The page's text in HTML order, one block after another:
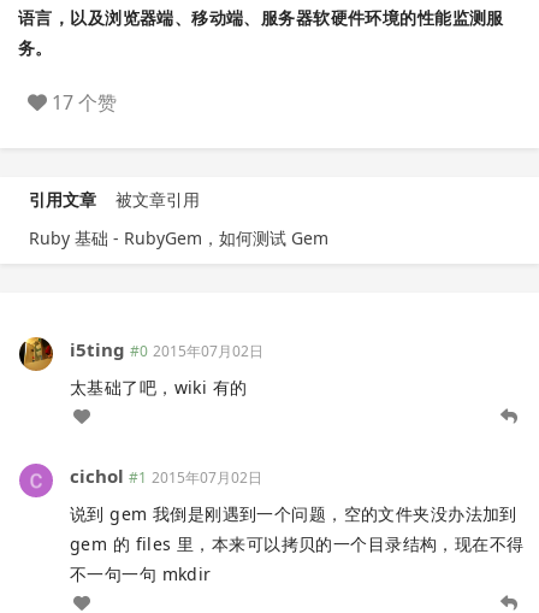
语言，以及浏览器端、移动端、服务器软硬件环境的性能监测服
务。
17 个赞
引用文章
被文章引用
Ruby 基础 - RubyGem，如何测试 Gem
i5ting #0 2015年07月02日
太基础了吧，wiki 有的
cichol #1 2015年07月02日
说到 gem 我倒是刚遇到一个问题，空的文件夹没办法加到
gem 的 files 里，本来可以拷贝的一个目录结构，现在不得
不一句一句 mkdir